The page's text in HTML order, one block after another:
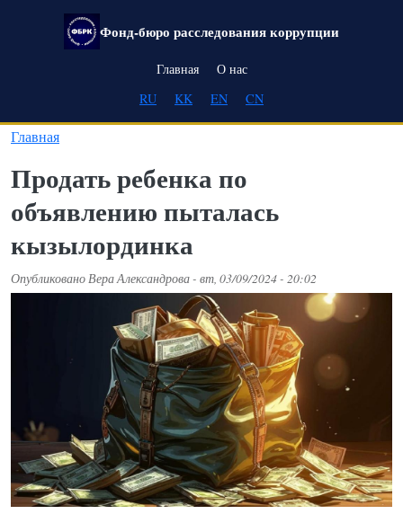
Перейти к основному содержанию
Фонд-бюро расследования коррупции
Main navigation
Главная
О нас
RU
KK EN CN
Главная
Продать ребенка по
объявлению пыталась
кызылординка
ОпубликованоВера Александрова- вт, 03/09/2024 - 20:02